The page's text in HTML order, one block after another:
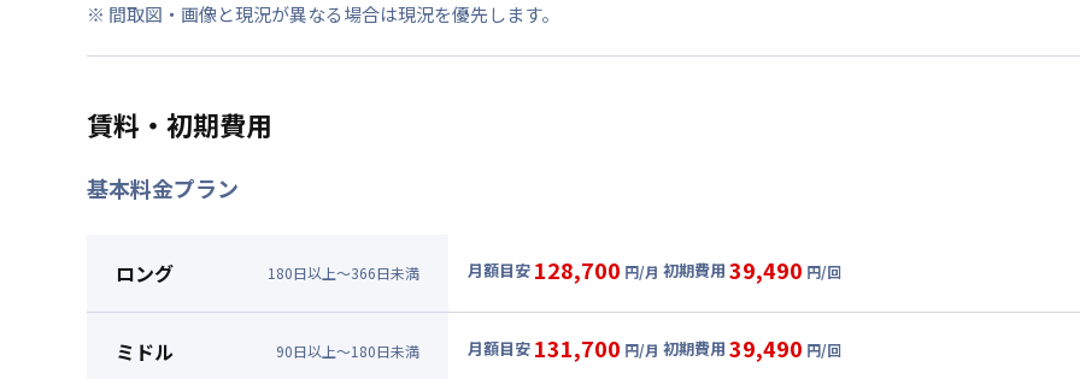
※ 間取図・画像と現況が異なる場合は現況を優先します。
賃料・初期費用
基本料金プラン
ロング 180日以上～366日未満 月額目安 128,700 円/月 初期費用 39,490 円/回
99,000円/月 (3,300円/日)
ミドル 90日以上～180日未満 月額目安 131,700 円/月 初期費用 39,490 円/回